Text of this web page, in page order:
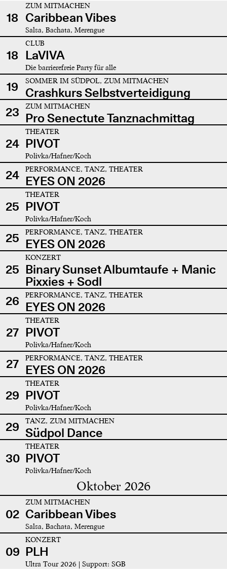
18
ZUM MITMACHEN
Caribbean Vibes
Salsa, Bachata, Merengue
18
CLUB
LaVIVA
Die barrierefreie Party für alle
19 SOMMER IM SÜDPOL, ZUM MITMACHEN
Crashkurs Selbstverteidigung
23
ZUM MITMACHEN
Pro Senectute Tanznachmittag
24
THEATER
PIVOT
Polivka/Hafner/Koch
24 PERFORMANCE, TANZ, THEATER
EYES ON 2026
25
THEATER
PIVOT
Polivka/Hafner/Koch
25 PERFORMANCE, TANZ, THEATER
EYES ON 2026
25
KONZERT
Binary Sunset Albumtaufe + Manic
Pixxies + Sodl
26
PERFORMANCE, TANZ, THEATER
EYES ON 2026
27
THEATER
PIVOT
Polivka/Hafner/Koch
27 PERFORMANCE, TANZ, THEATER
EYES ON 2026
29
THEATER
PIVOT
Polivka/Hafner/Koch
29 TANZ, ZUM MITMACHEN
Südpol Dance
30
THEATER
PIVOT
Polivka/Hafner/Koch
Oktober 2026
02
ZUM MITMACHEN
Caribbean Vibes
Salsa, Bachata, Merengue
09
KONZERT
PLH
Ultra Tour 2026 | Support: SGB